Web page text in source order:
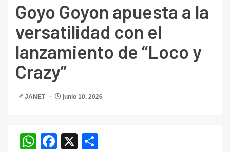
Goyo Goyon apuesta a la
versatilidad con el
lanzamiento de “Loco y
Crazy”
JANET junio 10, 2026
WhatsApp
Facebook
X